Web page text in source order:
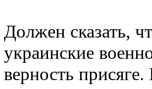
Должен сказать,
украинские
верность